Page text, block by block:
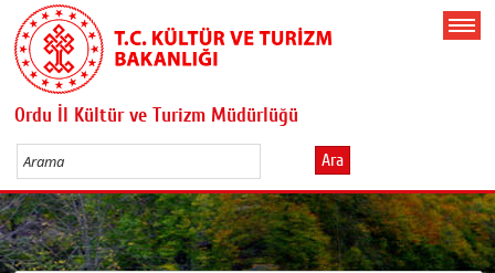
Ordu İl Kültür ve Turizm Müdürlüğü
Ara